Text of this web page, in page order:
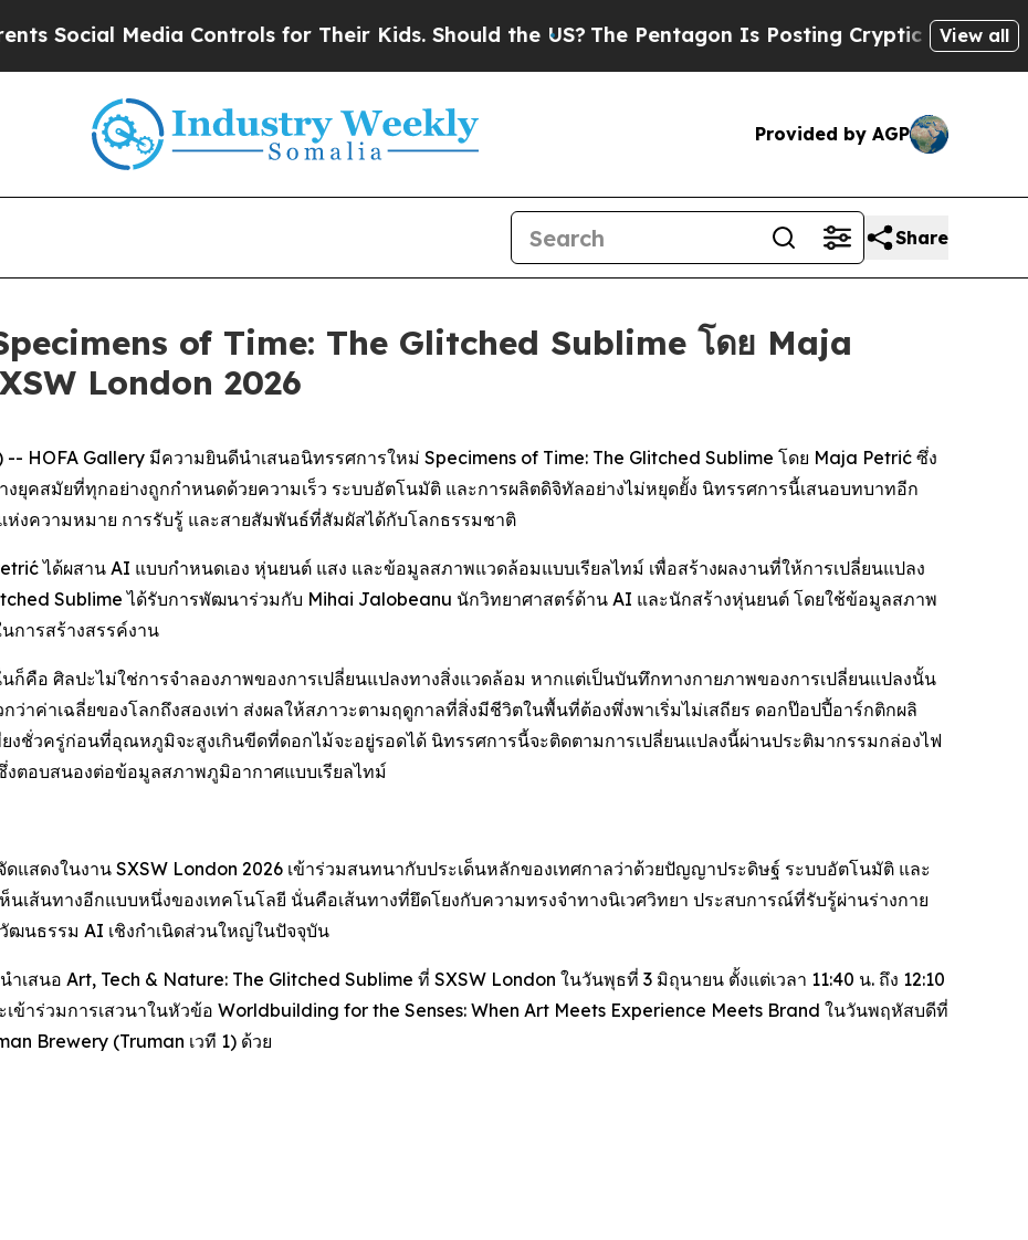
Media Controls for Their Kids. Should the US?The Pentagon Is Posting Cryptic BiblicalView all
Provided by AGP
Share
of Time: The Glitched Sublime โดย Maja
London 2026
-- HOFA Gallery มีความยินดีนำเสนอนิทรรศการใหม่ Specimens of Time: The Glitched Sublime โดย Maja Petrić ซึ่ง
งยุคสมัยที่ทุกอย่างถูกกำหนดด้วยความเร็ว ระบบอัตโนมัติ และการผลิตดิจิทัลอย่างไม่หยุดยั้ง นิทรรศการนี้เสนอบทบาทอีก
งความหมาย การรับรู้ และสายสัมพันธ์ที่สัมผัสได้กับโลกธรรมชาติ
ได้ผสาน AI แบบกำหนดเอง หุ่นยนต์ แสง และข้อมูลสภาพแวดล้อมแบบเรียลไทม์ เพื่อสร้างผลงานที่ให้การเปลี่ยนแปลง
Sublime ได้รับการพัฒนาร่วมกับ Mihai Jalobeanu นักวิทยาศาสตร์ด้าน AI และนักสร้างหุ่นยนต์ โดยใช้ข้อมูลสภาพ
การสร้างสรรค์งาน
ก็คือ ศิลปะไม่ใช่การจำลองภาพของการเปลี่ยนแปลงทางสิ่งแวดล้อม หากแต่เป็นบันทึกทางกายภาพของการเปลี่ยนแปลงนั้น
าค่าเฉลี่ยของโลกถึงสองเท่า ส่งผลให้สภาวะตามฤดูกาลที่สิ่งมีชีวิตในพื้นที่ต้องพึ่งพาเริ่มไม่เสถียร ดอกป๊อปปี้อาร์กติกผลิ
งชั่วครู่ก่อนที่อุณหภูมิจะสูงเกินขีดที่ดอกไม้จะอยู่รอดได้ นิทรรศการนี้จะติดตามการเปลี่ยนแปลงนี้ผ่านประติมากรรมกล่องไฟ
ตอบสนองต่อข้อมูลสภาพภูมิอากาศแบบเรียลไทม์
ดแสดงในงาน SXSW London 2026 เข้าร่วมสนทนากับประเด็นหลักของเทศกาลว่าด้วยปัญญาประดิษฐ์ ระบบอัตโนมัติ และ
ส้นทางอีกแบบหนึ่งของเทคโนโลยี นั่นคือเส้นทางที่ยึดโยงกับความทรงจำทางนิเวศวิทยา ประสบการณ์ที่รับรู้ผ่านร่างกาย
ฒนธรรม AI เชิงกำเนิดส่วนใหญ่ในปัจจุบัน
ำเสนอ Art, Tech & Nature: The Glitched Sublime ที่ SXSW London ในวันพุธที่ 3 มิถุนายน ตั้งแต่เวลา 11:40 น. ถึง 12:10
ข้าร่วมการเสวนาในหัวข้อ Worldbuilding for the Senses: When Art Meets Experience Meets Brand ในวันพฤหัสบดีที่
Brewery (Truman เวที 1) ด้วย